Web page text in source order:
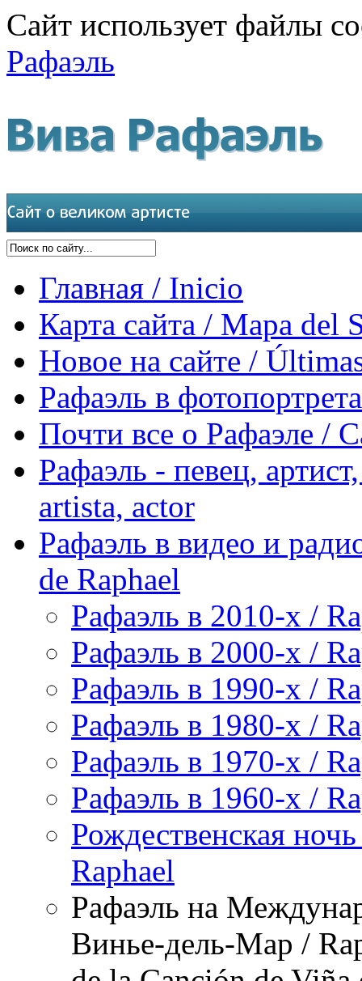
Сайт использует файлы
Рафаэль
Главная / Inicio
Карта сайта / Mapa del
Новое на сайте /
Рафаэль в
Почти все о Рафаэле /
Рафаэль - певец,
artista, actor
Рафаэль в видео и
de Raphael
Рафаэль в 2010-х /
Рафаэль в 2000-х /
Рафаэль в 1990-х /
Рафаэль в 1980-х /
Рафаэль в 1970-х /
Рафаэль в 1960-х /
Рождественская
Raphael
Рафаэль на
Винье-дель-Мар /